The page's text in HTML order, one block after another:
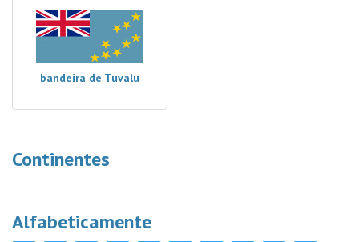
bandeira de Tuvalu
Continentes
Alfabeticamente